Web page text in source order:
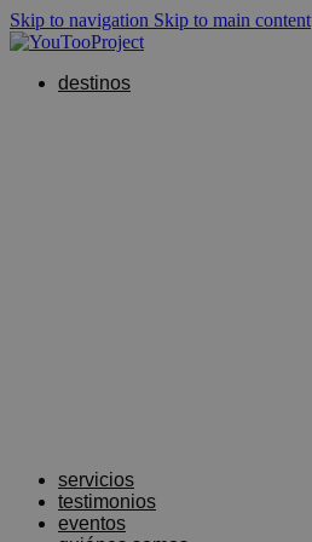
Skip to navigation Skip to main content
destinos
servicios
testimonios
eventos